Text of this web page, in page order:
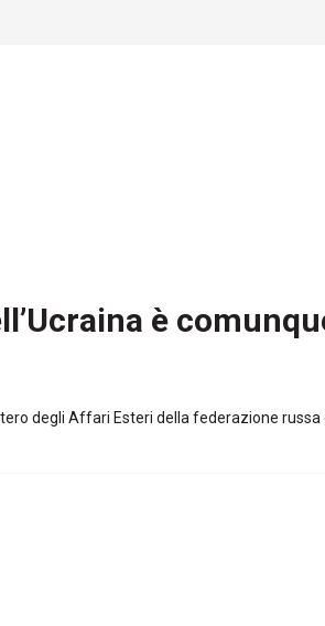
è
degli Affari Esteri della federazione russa